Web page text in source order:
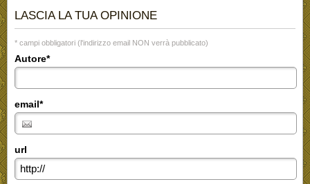
LASCIA LA TUA OPINIONE
* campi obbligatori (l'indirizzo email NON verrà pubblicato)
Autore*
email*
url